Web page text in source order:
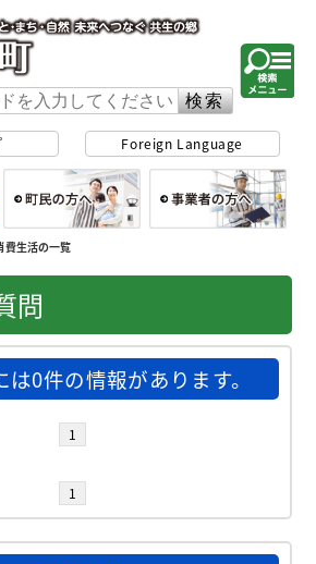
Foreign Language
合トップ
費生活の一覧
問
0件の情報があります。
1
1